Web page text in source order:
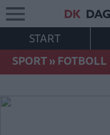
START
SPORT»FOTBOLL